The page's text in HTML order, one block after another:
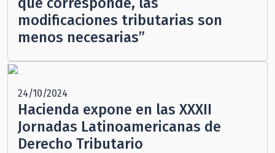
modificaciones tributarias son
menos necesarias”
24/10/2024
Hacienda expone en las XXXII
Jornadas Latinoamericanas de
Derecho Tributario